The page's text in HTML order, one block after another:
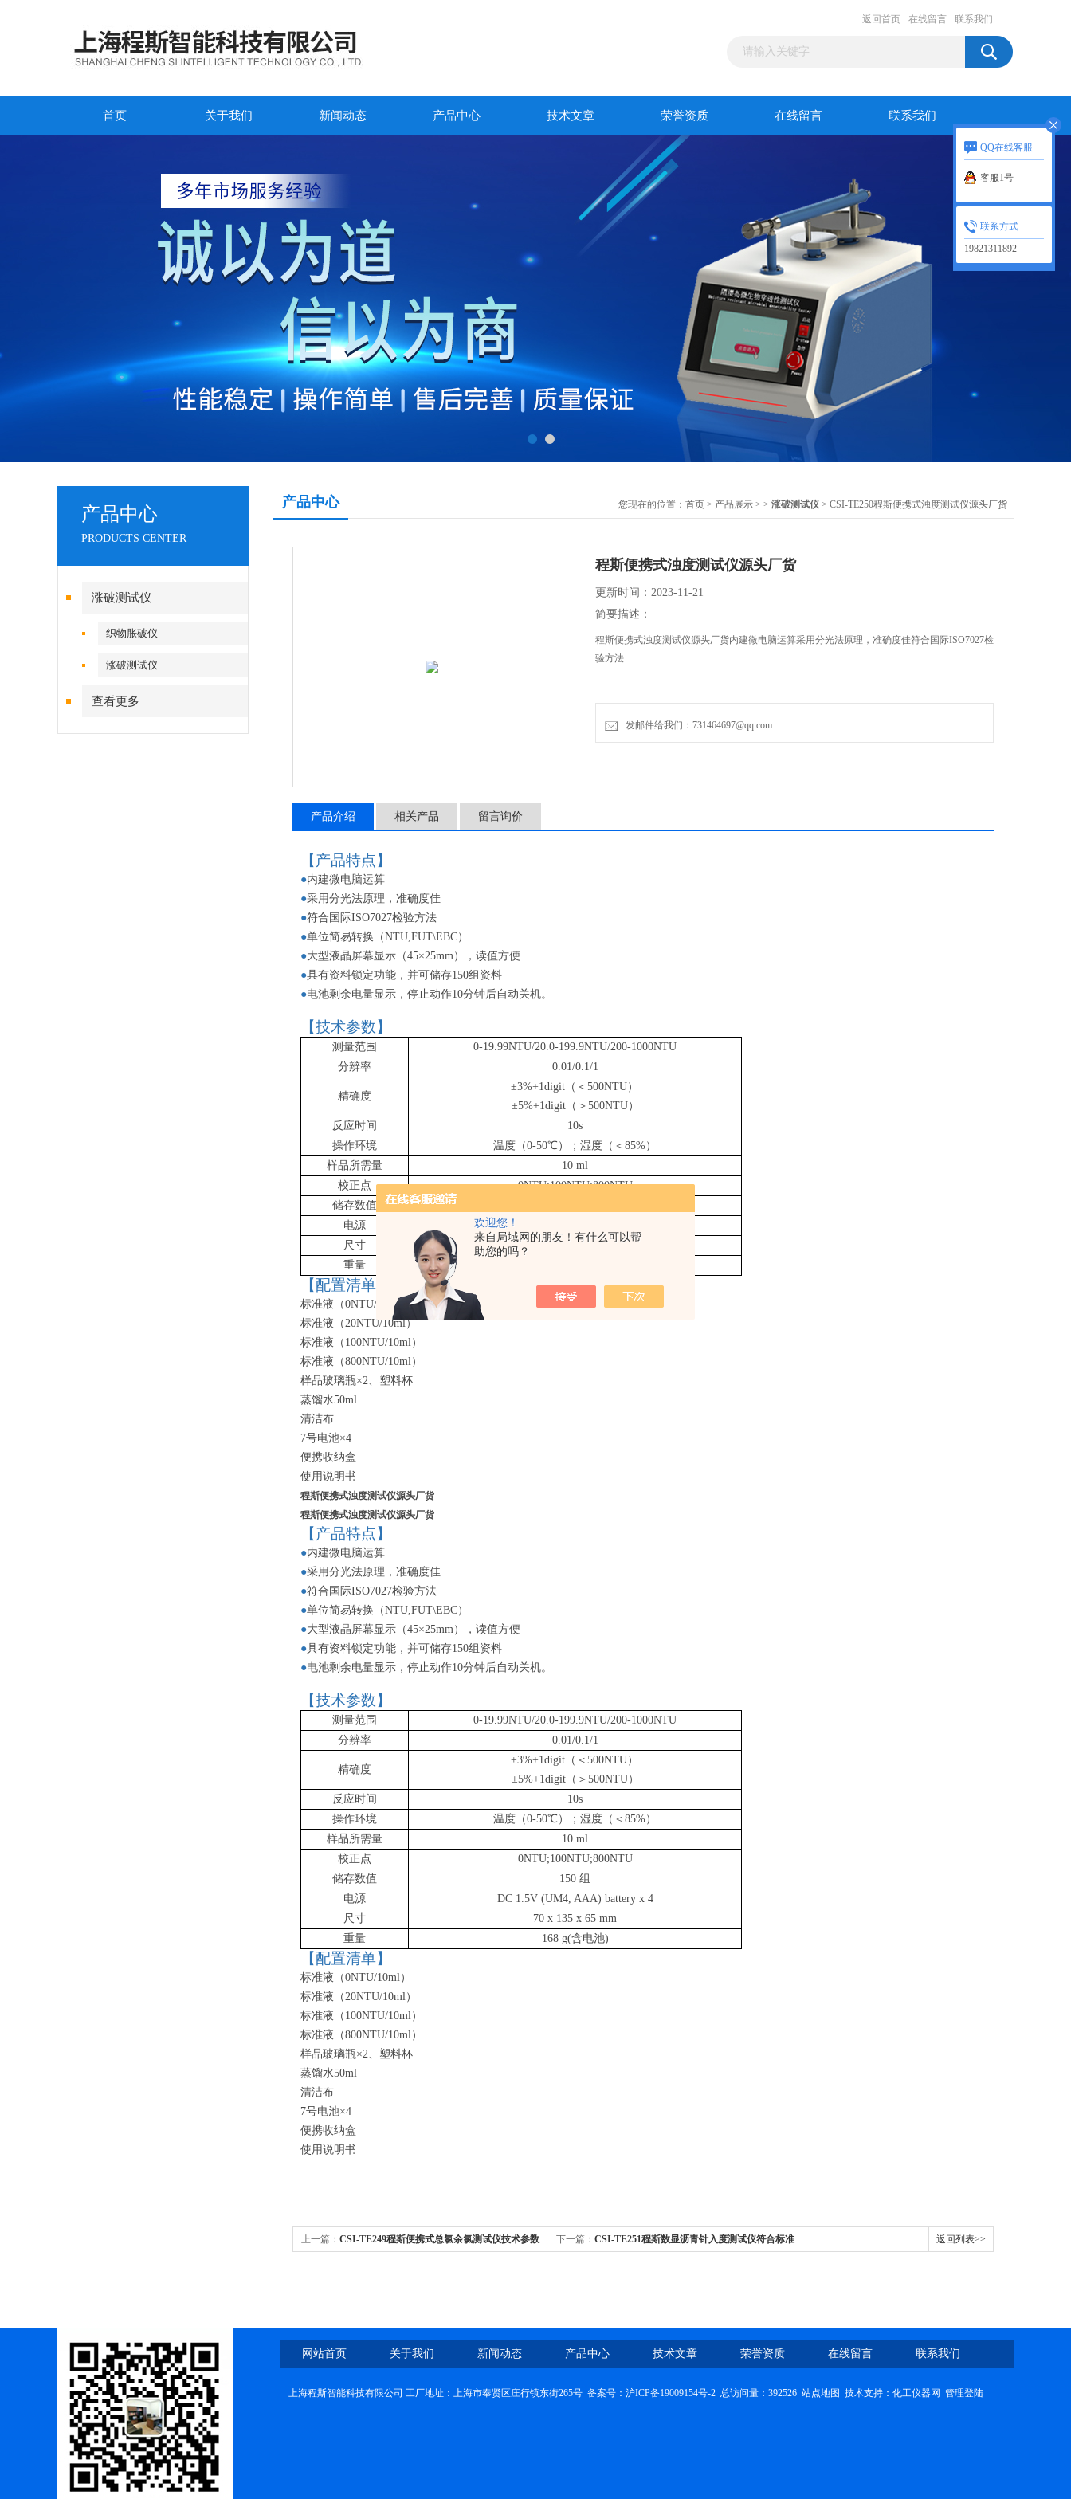
欢迎您！
来自局域网的朋友！有什么可以帮
助您的吗？
返回首页 在线留言 联系我们
首页 关于我们 新闻动态 产品中心 技术文章 荣誉资质 在线留言 联系我们
产品中心
PRODUCTS CENTER
涨破测试仪
织物胀破仪
涨破测试仪
查看更多
产品中心 您现在的位置： 首页 > 产品展示 > > 涨破测试仪 > CSI-TE250程斯便携式浊度测试仪源头厂货
程斯便携式浊度测试仪源头厂货
更新时间：2023-11-21
简要描述：
程斯便携式浊度测试仪源头厂货内建微电脑运算采用分光法原理，准确度佳符合国际ISO7027检
验方法
发邮件给我们：731464697@qq.com
产品介绍 相关产品 留言询价
【产品特点】
●内建微电脑运算
●采用分光法原理，准确度佳
●符合国际ISO7027检验方法
●单位简易转换（NTU,FUT\EBC）
●大型液晶屏幕显示（45×25mm），读值方便
●具有资料锁定功能，并可储存150组资料
●电池剩余电量显示，停止动作10分钟后自动关机。
【技术参数】
测量范围
0-19.99NTU/20.0-199.9NTU/200-1000NTU
分辨率
0.01/0.1/1
精确度
±3%+1digit（＜500NTU）
±5%+1digit（＞500NTU）
反应时间
10s
操作环境
温度（0-50℃）；湿度（＜85%）
样品所需量
10 ml
校正点
0NTU;100NTU;800NTU
储存数值
电源
DC 1.5V (UM4, AAA) battery x 4
尺寸
70 x 135 x 65 mm
重量
【配置清单】
标准液（0NTU/10ml）
标准液（20NTU/10ml）
标准液（ 100NTU/10ml）
标准液（800NTU/10ml）
样品玻璃瓶×2、塑料杯
蒸馏水50ml
清洁布
7号电池×4
便携收纳盒
使用说明书
程斯便携式浊度测试仪源头厂货
程斯便携式浊度测试仪源头厂货
【产品特点】
●内建微电脑运算
●采用分光法原理，准确度佳
●符合国际ISO7027检验方法
●单位简易转换（NTU,FUT\EBC）
●大型液晶屏幕显示（45×25mm），读值方便
●具有资料锁定功能，并可储存150组资料
●电池剩余电量显示，停止动作10分钟后自动关机。
【技术参数】
测量范围
0-19.99NTU/20.0-199.9NTU/200-1000NTU
分辨率
0.01/0.1/1
精确度
±3%+1digit（＜500NTU）
±5%+1digit（＞500NTU）
反应时间
10s
操作环境
温度（0-50℃）；湿度（＜85%）
样品所需量
10 ml
校正点
0NTU;100NTU;800NTU
储存数值
150 组
电源
DC 1.5V (UM4, AAA) battery x 4
尺寸
70 x 135 x 65 mm
重量
168 g(含电池)
【配置清单】
标准液（0NTU/10ml）
标准液（20NTU/10ml）
标准液（ 100NTU/10ml）
标准液（800NTU/10ml）
样品玻璃瓶×2、塑料杯
蒸馏水50ml
清洁布
7号电池×4
便携收纳盒
使用说明书
上一篇： CSI-TE249程斯便携式总氯余氯测试仪技术参数 下一篇： CSI-TE251程斯数显沥青针入度测试仪符合标准 返回列表>>
网站首页 关于我们 新闻动态 产品中心 技术文章 荣誉资质 在线留言 联系我们
上海程斯智能科技有限公司 工厂地址：上海市奉贤区庄行镇东街265号 备案号： 沪ICP备19009154号-2 总访问量：392526 站点地图 技术支持： 化工仪器网 管理登陆
QQ在线客服
客服1号
联系方式
19821311892